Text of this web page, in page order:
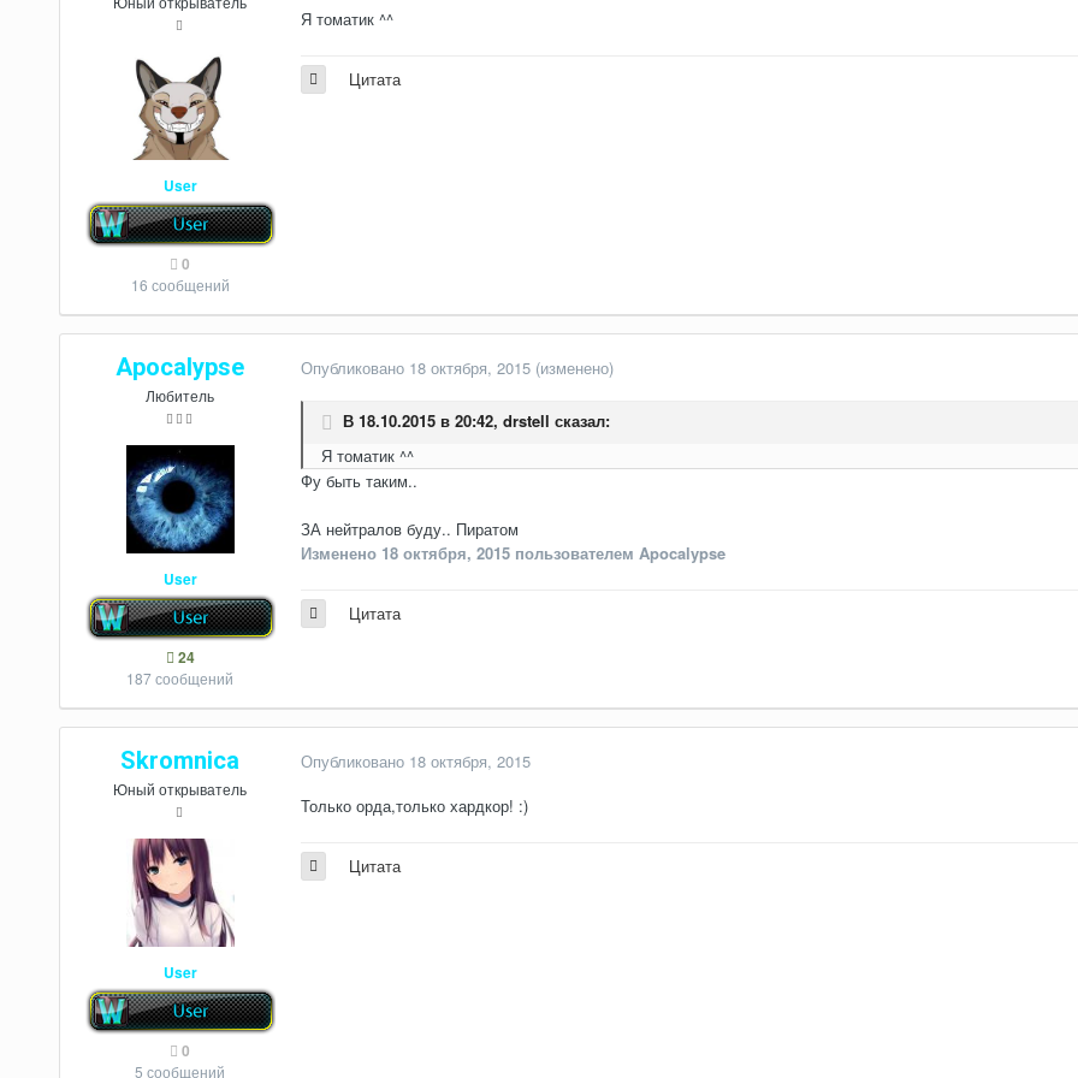
User
0
16 сообщений
Я томатик ^^
Цитата
Apocalypse
Любитель
User
24
187 сообщений
Опубликовано 18 октября, 2015 (изменено)
В 18.10.2015 в 20:42, drstell сказал:
Я томатик ^^
Фу быть таким..
ЗА нейтралов буду.. Пиратом
Изменено 18 октября, 2015пользователем Apocalypse
Цитата
Skromnica
Юный открыватель
User
0
5 сообщений
Опубликовано 18 октября, 2015
Только орда,только хардкор! :)
Цитата